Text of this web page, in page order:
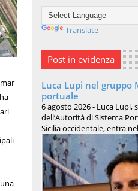
Translate
Post in evidenza
Luca Lupi nel gruppo
portuale
6 agosto 2026 - Luca Lupi,
dell’Autorità di Sistema
Sicilia occidentale, entra